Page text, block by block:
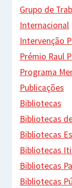
Grupo de
Internacional
Intervenção
Prémio Raul
Programa
Publicações
Bibliotecas
Bibliotecas
Bibliotecas
Bibliotecas
Bibliotecas
Bibliotecas